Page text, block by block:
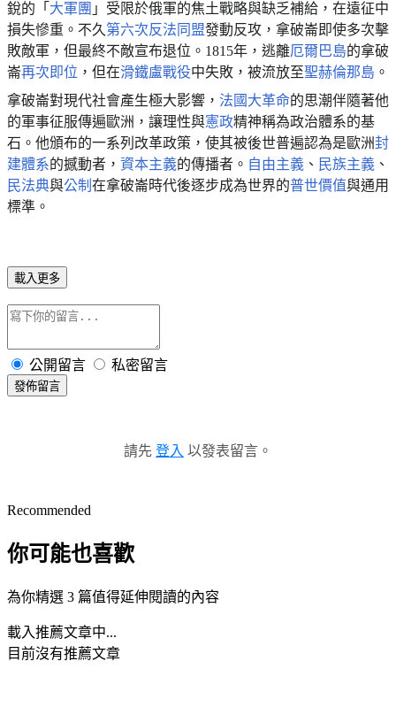
銳的「 大軍團 」受限於俄軍的焦土戰略與缺乏補給，在遠征中
損失慘重。不久 第六次反法同盟發動反攻，拿破崙即使多次擊
敗敵軍，但最終不敵宣布退位。1815年，逃離厄爾巴島的拿破
崙再次即位 ，但在滑鐵盧戰役中失敗，被流放至聖赫倫那島 。
拿破崙對現代社會產生極大影響， 法國大革命的思潮伴隨著他
的軍事征服傳遍歐洲，讓理性與憲政精神稱為政治體系的基
石。他頒布的一系列改革政策，使其被後世普遍認為是歐洲封
建體系的撼動者， 資本主義的傳播者。 自由主義 、 民族主義 、
民法典與公制 在拿破崙時代後逐步成為世界的普世價值與通用
標準。
載入更多
公開留言 私密留言
發佈留言
請先 登入 以發表留言。
Recommended
你可能也喜歡
為你精選 3 篇值得延伸閱讀的內容
載入推薦文章中...
目前沒有推薦文章